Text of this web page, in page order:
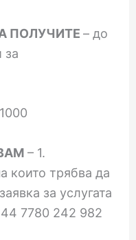
ПОЛУЧИТЕ – до
за
– 1.
които трябва да
за услугата
7780 242 982